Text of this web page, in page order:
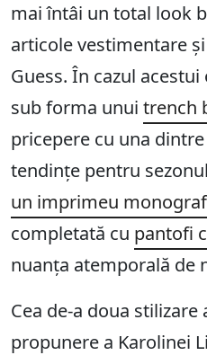
mai întâi un total look
articole vestimentare
Guess. În cazul
sub forma unui trench
pricepere cu una
tendințe pentru
un imprimeu
completată cu pantofi
nuanța atemporală de
Cea de-a doua stilizare
propunere a Karolinei